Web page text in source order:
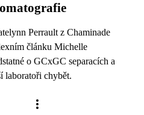
Perrault z Chaminade
článku Michelle
o GCxGC separacích a
laboratoři chybět.